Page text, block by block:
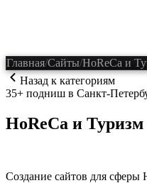
Главная/Сайты/HoReCa и
Назад к категориям
35+ подниш в Санкт-
HoReCa и Туризм
Создание сайтов для сферы